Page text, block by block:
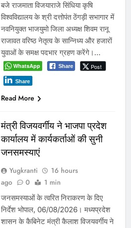
बजे राजमाता विजयाराजे सिंधिया कृषि
विश्वविद्यालय के श्री दत्तोपंत ठेंगड़ी सभागार में
नवनियुक्त भाजयुमो जिला अध्यक्ष शिवम रानू
राजावत वरिष्ठ नेतृत्व के सान्निध्य और हजारों
युवाओं के समक्ष पदभार ग्रहण करेंगे।…
WhatsApp Share Post
Share
Read More
मंत्री विजयवर्गीय ने भाजपा प्रदेश
कार्यालय में कार्यकर्ताओं की सुनी
जनसमस्याएं
Yugkranti
16 hours
ago
0 1 min
जनसमस्याओं के त्वरित निराकरण के दिए
निर्देश भोपाल, 06/08/2026। मध्यप्रदेश
शासन के कैबिनेट मंत्री कैलाश विजयवर्गीय ने